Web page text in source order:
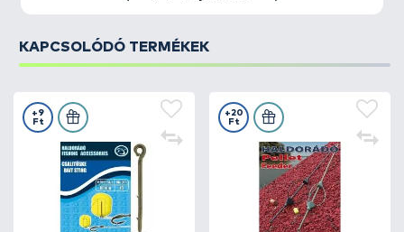
KAPCSOLÓDÓ TERMÉKEK
+9
Ft
+20
Ft